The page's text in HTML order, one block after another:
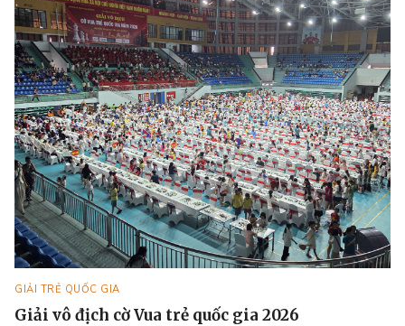
GIẢI TRẺ QUỐC GIA
Giải vô địch cờ Vua trẻ quốc gia 2026